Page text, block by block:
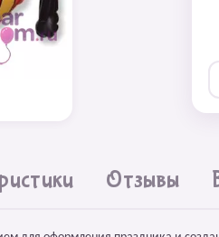
Отзывы